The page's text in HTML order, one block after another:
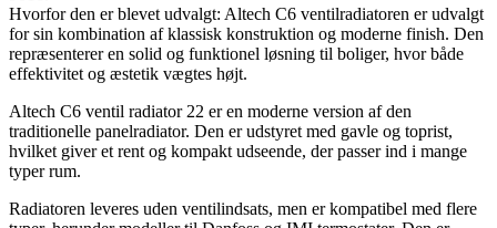
Hvorfor den er blevet udvalgt: Altech C6 ventilradiatoren er udvalgt
for sin kombination af klassisk konstruktion og moderne finish. Den
repræsenterer en solid og funktionel løsning til boliger, hvor både
effektivitet og æstetik vægtes højt.
Altech C6 ventil radiator 22 er en moderne version af den
traditionelle panelradiator. Den er udstyret med gavle og toprist,
hvilket giver et rent og kompakt udseende, der passer ind i mange
typer rum.
Radiatoren leveres uden ventilindsats, men er kompatibel med flere